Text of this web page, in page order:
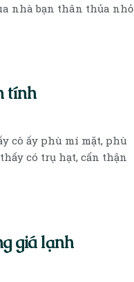
nhà bạn thân thủa nhỏ
tính
cô ấy phù mí mặt, phù
có trụ hạt, cẩn thận
giá lạnh